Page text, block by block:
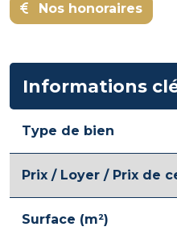
Nos honoraires
Informations
Type de bien
Prix / Loyer / Prix de
Surface (m²)